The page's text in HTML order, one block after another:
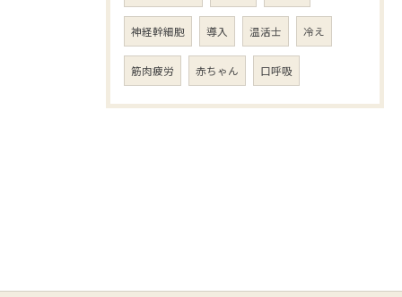
神経幹細胞 導入 温活士 冷え
筋肉疲労 赤ちゃん 口呼吸